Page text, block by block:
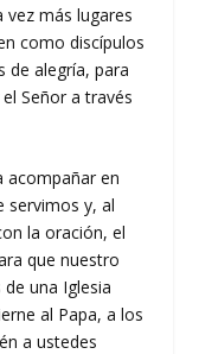
vez más lugares
como discípulos
de alegría, para
Señor a través
acompañar en
servimos y, al
la oración, el
que nuestro
una Iglesia
al Papa, a los
a ustedes